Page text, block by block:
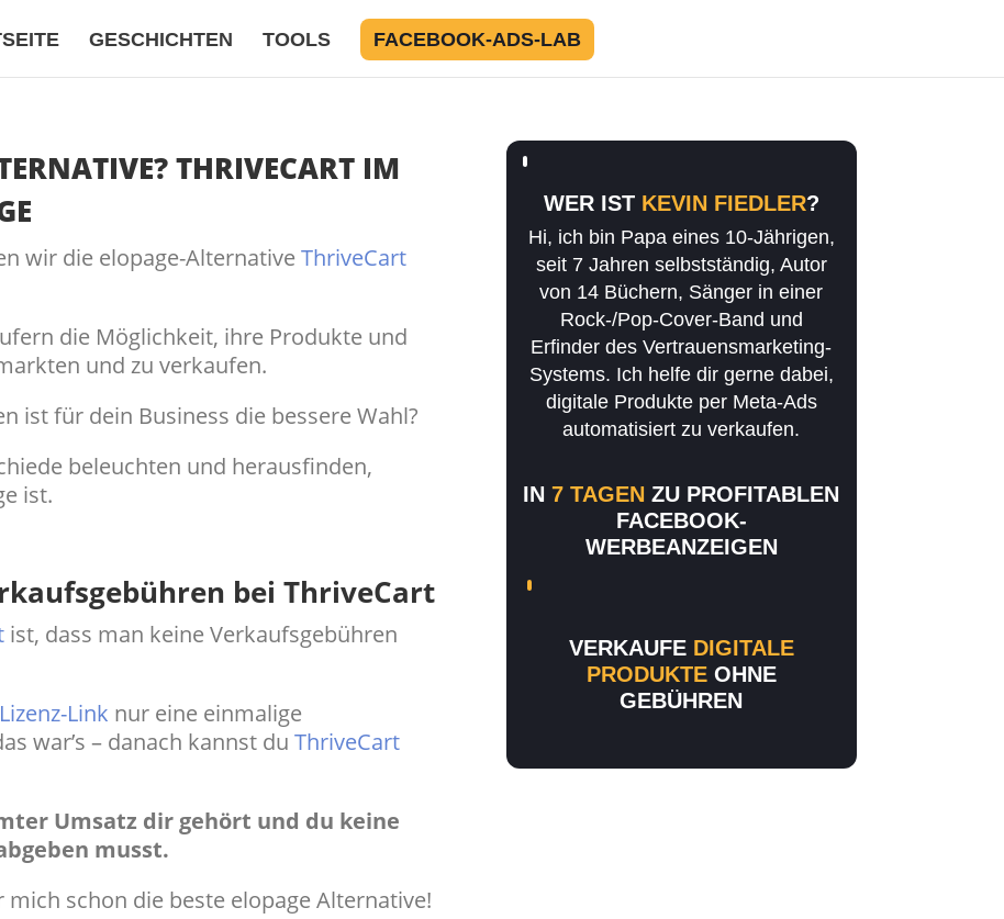
GESCHICHTEN TOOLS FACEBOOK-ADS-LAB
THRIVECART IM
wir die elopage-AlternativeThriveCart
die Möglichkeit, ihre Produkte und
und zu verkaufen.
ist für dein Business die bessere Wahl?
beleuchten und herausfinden,
ist.
bei ThriveCart
ist, dass man keine Verkaufsgebühren
Link nur eine einmalige
war’s – danach kannst duThriveCart
Umsatz dir gehört und du keine
musst.
schon die beste elopage Alternative!
WER IST KEVIN FIEDLER?
Hi, ich bin Papa eines 10-Jährigen,
seit 7 Jahren selbstständig, Autor
von 14 Büchern, Sänger in einer
Rock-/Pop-Cover-Band und
Erfinder des Vertrauensmarketing-
Systems. Ich helfe dir gerne dabei,
digitale Produkte per Meta-Ads
automatisiert zu verkaufen.
IN7 TAGEN ZU PROFITABLEN
FACEBOOK-
WERBEANZEIGEN
VERKAUFE DIGITALE
PRODUKTEOHNE
GEBÜHREN